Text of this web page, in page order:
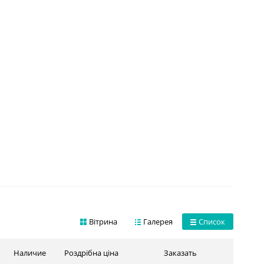
Список
Галерея
Вітрина
Наличие Роздрібна ціна Заказать